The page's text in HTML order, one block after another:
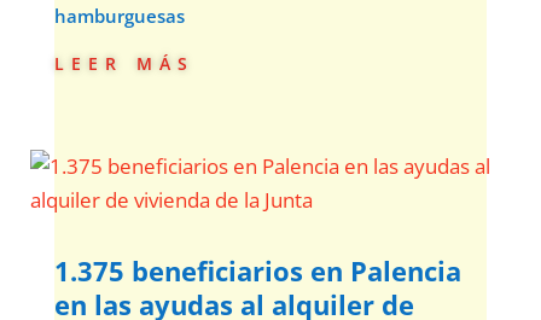
hamburguesas
leer más
1.375 beneficiarios en Palencia
en las ayudas al alquiler de